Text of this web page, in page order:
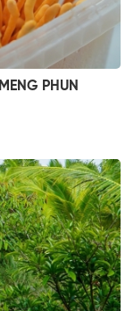
PHUN